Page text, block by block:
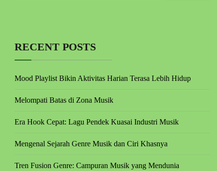
RECENT POSTS
Mood Playlist Bikin Aktivitas Harian Terasa Lebih Hidup
Melompati Batas di Zona Musik
Era Hook Cepat: Lagu Pendek Kuasai Industri Musik
Mengenal Sejarah Genre Musik dan Ciri Khasnya
Tren Fusion Genre: Campuran Musik yang Mendunia